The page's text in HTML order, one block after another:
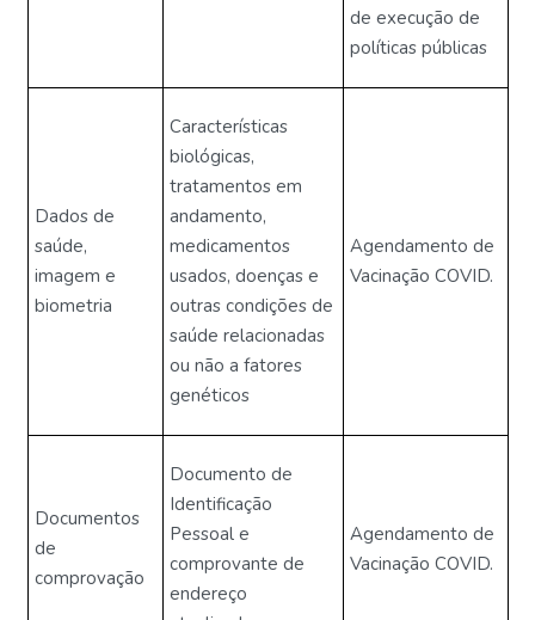
de execução de
políticas públicas
Dados de
saúde,
imagem e
biometria
Características
biológicas,
tratamentos em
andamento,
medicamentos
usados, doenças e
outras condições de
saúde relacionadas
ou não a fatores
genéticos
Agendamento de
Vacinação COVID.
Documentos
de
comprovação
Documento de
Identificação
Pessoal e
comprovante de
endereço
Agendamento de
Vacinação COVID.